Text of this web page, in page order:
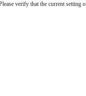
verify that the current setting